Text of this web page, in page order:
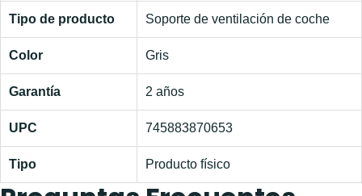
Tipo de producto Soporte de ventilación de coche
Color Gris
Garantía 2 años
UPC 745883870653
Tipo Producto físico